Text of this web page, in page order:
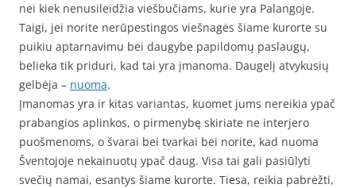
nei kiek nenusileidžia viešbučiams, kurie yra Palangoje.
Taigi, jei norite nerūpestingos viešnagės šiame kurorte su
puikiu aptarnavimu bei daugybe papildomų paslaugų,
belieka tik priduri, kad tai yra įmanoma. Daugelį atvykusių
gelbėja – nuoma.
Įmanomas yra ir kitas variantas, kuomet jums nereikia ypač
prabangios aplinkos, o pirmenybę skiriate ne interjero
puošmenoms, o švarai bei tvarkai bei norite, kad nuoma
Šventojoje nekainuotų ypač daug. Visa tai gali pasiūlyti
svečių namai, esantys šiame kurorte. Tiesa, reikia pabrėžti,